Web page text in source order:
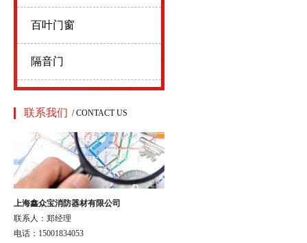
百叶门窗
隔音门
联系我们 / CONTACT US
上海鑫众宝消防器材有限公司
联系人：郑经理
电话：15001834053